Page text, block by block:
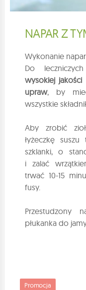
NAPAR Z
Wykonanie
Do
wysokiej
upraw, by
wszystkie
Aby zrobić
łyżeczkę
szklanki, o
i zalać
trwać 10-15
fusy.
Przestudzony
płukanka do
Promocja